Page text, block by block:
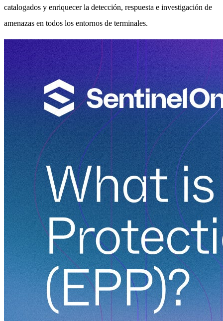
catalogados y enriquecer la detección, respuesta e investigación de
amenazas en todos los entornos de terminales.